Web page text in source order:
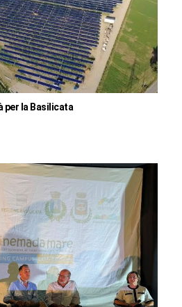
per la Basilicata